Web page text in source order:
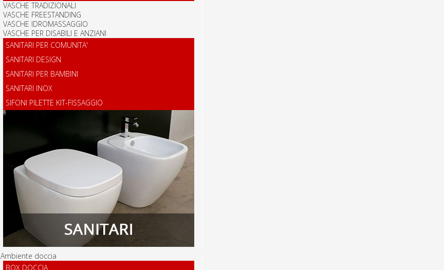
VASCHE TRADIZIONALI
VASCHE FREESTANDING
VASCHE IDROMASSAGGIO
VASCHE PER DISABILI E ANZIANI
SANITARI PER COMUNITA'
SANITARI DESIGN
SANITARI PER BAMBINI
SANITARI INOX
SIFONI PILETTE KIT-FISSAGGIO
Ambiente doccia
BOX DOCCIA